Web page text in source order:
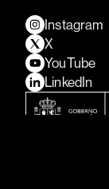
Instagram
X
YouTube
LinkedIn